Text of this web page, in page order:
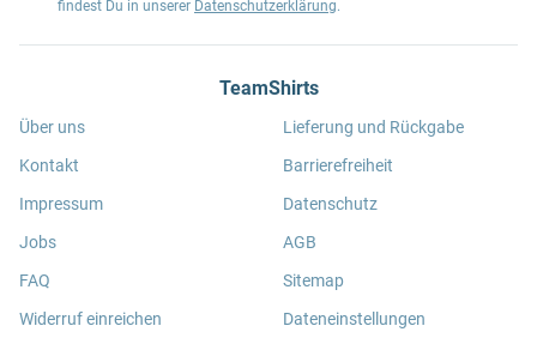
findest Du in unserer Datenschutzerklärung.
TeamShirts
Über uns
Kontakt
Impressum
Jobs
FAQ
Widerruf einreichen
Lieferung und Rückgabe
Barrierefreiheit
Datenschutz
AGB
Sitemap
Dateneinstellungen